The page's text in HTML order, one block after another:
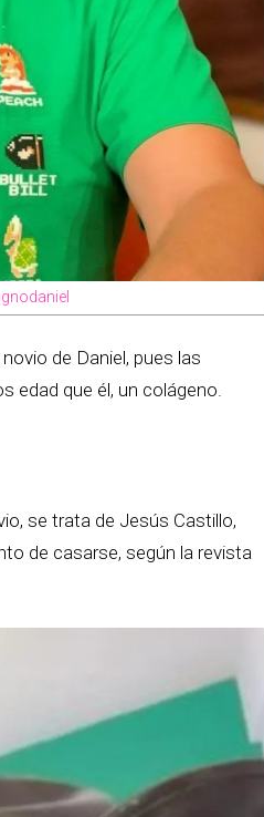
de Daniel, pues las
edad que él, un colágeno.
se trata de Jesús Castillo,
de casarse, según la revista